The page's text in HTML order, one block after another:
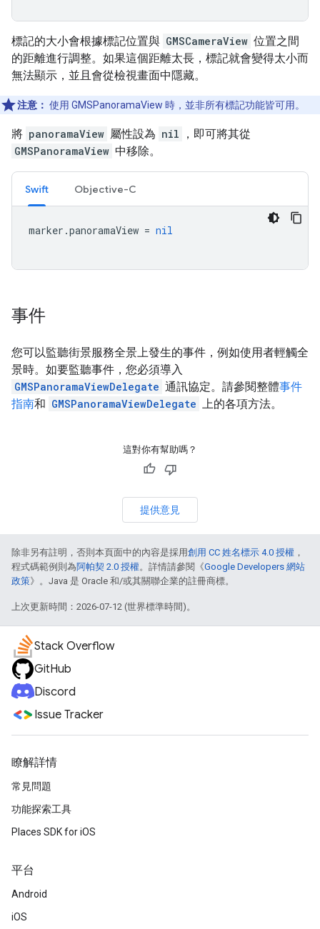
標記的大小會根據標記位置與 GMSCameraView 位置之間
的距離進行調整。如果這個距離太長，標記就會變得太小而
無法顯示，並且會從檢視畫面中隱藏。
注意： 使用 GMSPanoramaView 時，並非所有標記功能皆可用。
將 panoramaView 屬性設為 nil
，即可將其從
GMSPanoramaView 中移除。
Swift Objective-C
marker .panoramaView = nil
事件
您可以監聽街景服務全景上發生的事件，例如使用者輕觸全
景時。如要監聽事件，您必須導入
GMSPanoramaViewDelegate 通訊協定。請參閱整體事件
指南和 GMSPanoramaViewDelegate 上的各項方法。
這對你有幫助嗎？
提供意見
除非另有註明，否則本頁面中的內容是採用創用 CC 姓名標示 4.0 授權 ，
程式碼範例則為阿帕契 2.0 授權。詳情請參閱《Google Developers 網站
政策》。Java 是 Oracle 和/或其關聯企業的註冊商標。
上次更新時間：2026-07-12 (世界標準時間)。
Stack Overflow
GitHub
Discord
Issue Tracker
瞭解詳情
常見問題
功能探索工具
Places SDK for iOS
平台
Android
iOS